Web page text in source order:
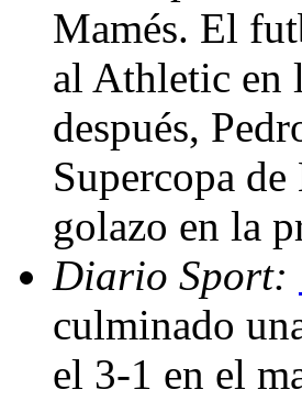
Mamés. El
al Athletic en
después,
Supercopa
golazo en la
Diario Sport:
culminado
el 3-1 en el